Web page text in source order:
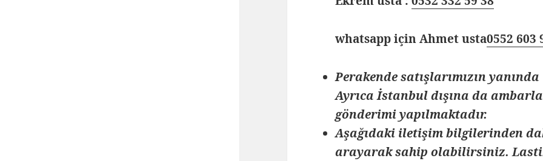
whatsapp için Ahmet usta0552 603
Perakende satışlarımızın
Ayrıca İstanbul dışına da
gönderimi yapılmaktadır.
Aşağıdaki iletişim bilgilerinden
arayarak sahip olabilirsiniz.